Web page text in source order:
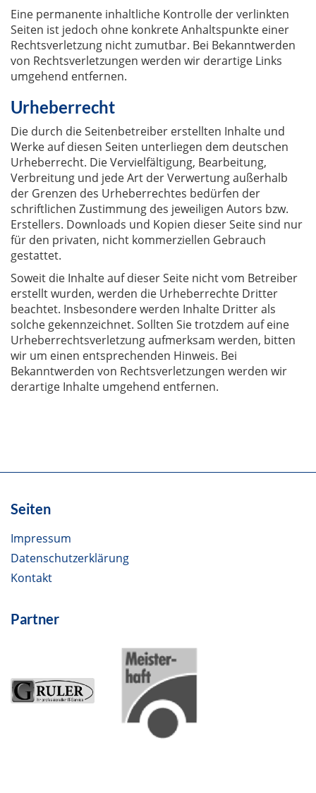
Eine permanente inhaltliche Kontrolle der verlinkten
Seiten ist jedoch ohne konkrete Anhaltspunkte einer
Rechtsverletzung nicht zumutbar. Bei Bekanntwerden
von Rechtsverletzungen werden wir derartige Links
umgehend entfernen.
Urheberrecht
Die durch die Seitenbetreiber erstellten Inhalte und
Werke auf diesen Seiten unterliegen dem deutschen
Urheberrecht. Die Vervielfältigung, Bearbeitung,
Verbreitung und jede Art der Verwertung außerhalb
der Grenzen des Urheberrechtes bedürfen der
schriftlichen Zustimmung des jeweiligen Autors bzw.
Erstellers. Downloads und Kopien dieser Seite sind nur
für den privaten, nicht kommerziellen Gebrauch
gestattet.
Soweit die Inhalte auf dieser Seite nicht vom Betreiber
erstellt wurden, werden die Urheberrechte Dritter
beachtet. Insbesondere werden Inhalte Dritter als
solche gekennzeichnet. Sollten Sie trotzdem auf eine
Urheberrechtsverletzung aufmerksam werden, bitten
wir um einen entsprechenden Hinweis. Bei
Bekanntwerden von Rechtsverletzungen werden wir
derartige Inhalte umgehend entfernen.
Seiten
Impressum
Datenschutzerklärung
Kontakt
Partner